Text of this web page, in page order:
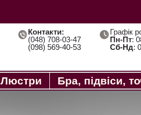
Контакти:
(048) 708-03-47
(098) 569-40-53
Графік
Пн-Пт:
Сб-Нд:
Люстри Бра, підвіси,